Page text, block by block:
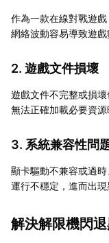
作為一款在線對戰遊戲
網絡波動容易導致遊戲
2. 遊戲文件損壞
遊戲文件不完整或損
無法正確加載必要資源
3. 系統兼容性問
顯卡驅動不兼容或過
運行不穩定，進而出現
解決解限機閃